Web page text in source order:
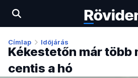
Címlap Időjárás
Kékestetőn már több
centis a hó